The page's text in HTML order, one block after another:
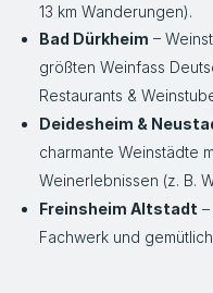
13 km Wanderungen).
Bad Dürkheim –
größten Weinfass
Restaurants &
Deidesheim &
charmante Weinstädte
Weinerlebnissen (z. B.
Freinsheim Altstadt
Fachwerk und